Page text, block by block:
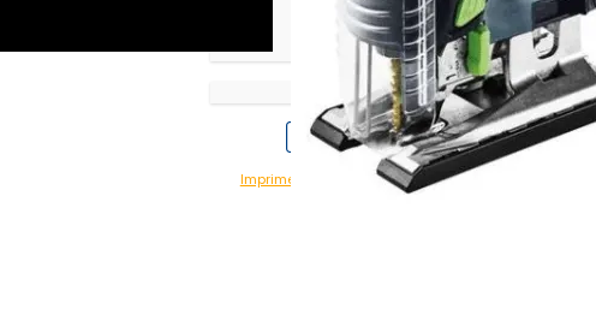
Imprimer avec prix Imprimer sans prix